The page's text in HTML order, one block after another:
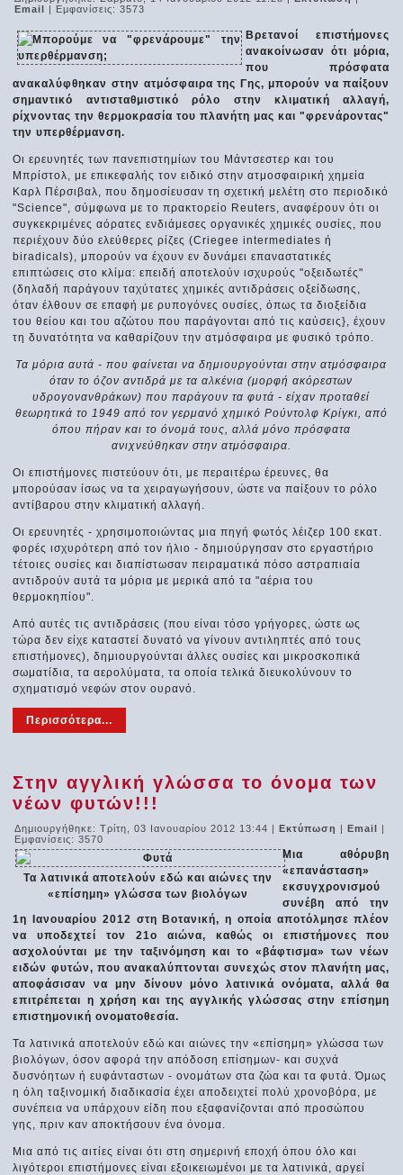
Email | Εμφανίσεις: 3573
Βρετανοί επιστήμονες
ανακοίνωσαν ότι μόρια,
που πρόσφατα
ανακαλύφθηκαν στην ατμόσφαιρα της Γης, μπορούν να παίξουν
σημαντικό αντισταθμιστικό ρόλο στην κλιματική αλλαγή,
ρίχνοντας την θερμοκρασία του πλανήτη μας και "φρενάροντας"
την υπερθέρμανση.
Οι ερευνητές των πανεπιστημίων του Μάντσεστερ και του
Μπρίστολ, με επικεφαλής τον ειδικό στην ατμοσφαιρική χημεία
Καρλ Πέρσιβαλ, που δημοσίευσαν τη σχετική μελέτη στο περιοδικό
"Science", σύμφωνα με το πρακτορείο Reuters, αναφέρουν ότι οι
συγκεκριμένες αόρατες ενδιάμεσες οργανικές χημικές ουσίες, που
περιέχουν δύο ελεύθερες ρίζες (Criegee intermediates ή
biradicals), μπορούν να έχουν εν δυνάμει επαναστατικές
επιπτώσεις στο κλίμα: επειδή αποτελούν ισχυρούς "οξειδωτές"
(δηλαδή παράγουν ταχύτατες χημικές αντιδράσεις οξείδωσης,
όταν έλθουν σε επαφή με ρυπογόνες ουσίες, όπως τα διοξείδια
του θείου και του αζώτου που παράγονται από τις καύσεις}, έχουν
τη δυνατότητα να καθαρίζουν την ατμόσφαιρα με φυσικό τρόπο.
Τα μόρια αυτά - που φαίνεται να δημιουργούνται στην ατμόσφαιρα
όταν το όζον αντιδρά με τα αλκένια (μορφή ακόρεστων
υδρογονανθράκων) που παράγουν τα φυτά - είχαν προταθεί
θεωρητικά το 1949 από τον γερμανό χημικό Ρούντολφ Κρίγκι, από
όπου πήραν και το όνομά τους, αλλά μόνο πρόσφατα
ανιχνεύθηκαν στην ατμόσφαιρα.
Οι επιστήμονες πιστεύουν ότι, με περαιτέρω έρευνες, θα
μπορούσαν ίσως να τα χειραγωγήσουν, ώστε να παίξουν το ρόλο
αντίβαρου στην κλιματική αλλαγή.
Οι ερευνητές - χρησιμοποιώντας μια πηγή φωτός λέιζερ 100 εκατ.
φορές ισχυρότερη από τον ήλιο - δημιούργησαν στο εργαστήριο
τέτοιες ουσίες και διαπίστωσαν πειραματικά πόσο αστραπιαία
αντιδρούν αυτά τα μόρια με μερικά από τα "αέρια του
θερμοκηπίου".
Από αυτές τις αντιδράσεις (που είναι τόσο γρήγορες, ώστε ως
τώρα δεν είχε καταστεί δυνατό να γίνουν αντιληπτές από τους
επιστήμονες), δημιουργούνται άλλες ουσίες και μικροσκοπικά
σωματίδια, τα αερολύματα, τα οποία τελικά διευκολύνουν το
σχηματισμό νεφών στον ουρανό.
Περισσότερα...
Στην αγγλική γλώσσα το όνομα των
νέων φυτών!!!
Δημιουργήθηκε: Τρίτη, 03 Ιανουαρίου 2012 13:44 |Εκτύπωση |Email |
Εμφανίσεις: 3570
Τα λατινικά αποτελούν εδώ και αιώνες την
«επίσημη» γλώσσα των βιολόγων
Μια αθόρυβη
«επανάσταση»
εκσυγχρονισμού
συνέβη από την
1η Ιανουαρίου 2012 στη Βοτανική, η οποία αποτόλμησε πλέον
να υποδεχτεί τον 21ο αιώνα, καθώς οι επιστήμονες που
ασχολούνται με την ταξινόμηση και το «βάφτισμα» των νέων
ειδών φυτών, που ανακαλύπτονται συνεχώς στον πλανήτη μας,
αποφάσισαν να μην δίνουν μόνο λατινικά ονόματα, αλλά θα
επιτρέπεται η χρήση και της αγγλικής γλώσσας στην επίσημη
επιστημονική ονοματοθεσία.
Τα λατινικά αποτελούν εδώ και αιώνες την «επίσημη» γλώσσα των
βιολόγων, όσον αφορά την απόδοση επίσημων- και συχνά
δυσνόητων ή ευφάνταστων - ονομάτων στα ζώα και τα φυτά. Όμως
η όλη ταξινομική διαδικασία έχει αποδειχτεί πολύ χρονοβόρα, με
συνέπεια να υπάρχουν είδη που εξαφανίζονται από προσώπου
γης, πριν καν αποκτήσουν ένα όνομα.
Μια από τις αιτίες είναι ότι στη σημερινή εποχή όπου όλο και
λιγότεροι επιστήμονες είναι εξοικειωμένοι με τα λατινικά, αργεί